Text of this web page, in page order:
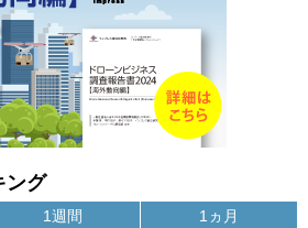
ング
1週間 1ヵ月